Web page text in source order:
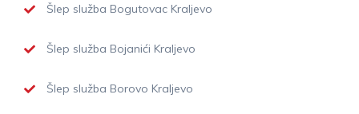
Šlep služba Bogutovac Kraljevo
Šlep služba Bojanići Kraljevo
Šlep služba Borovo Kraljevo